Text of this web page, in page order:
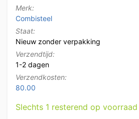
Merk:
Combisteel
Staat:
Nieuw zonder verpakking
Verzendtijd:
1-2 dagen
Verzendkosten:
80.00
Slechts 1 resterend op voorraad